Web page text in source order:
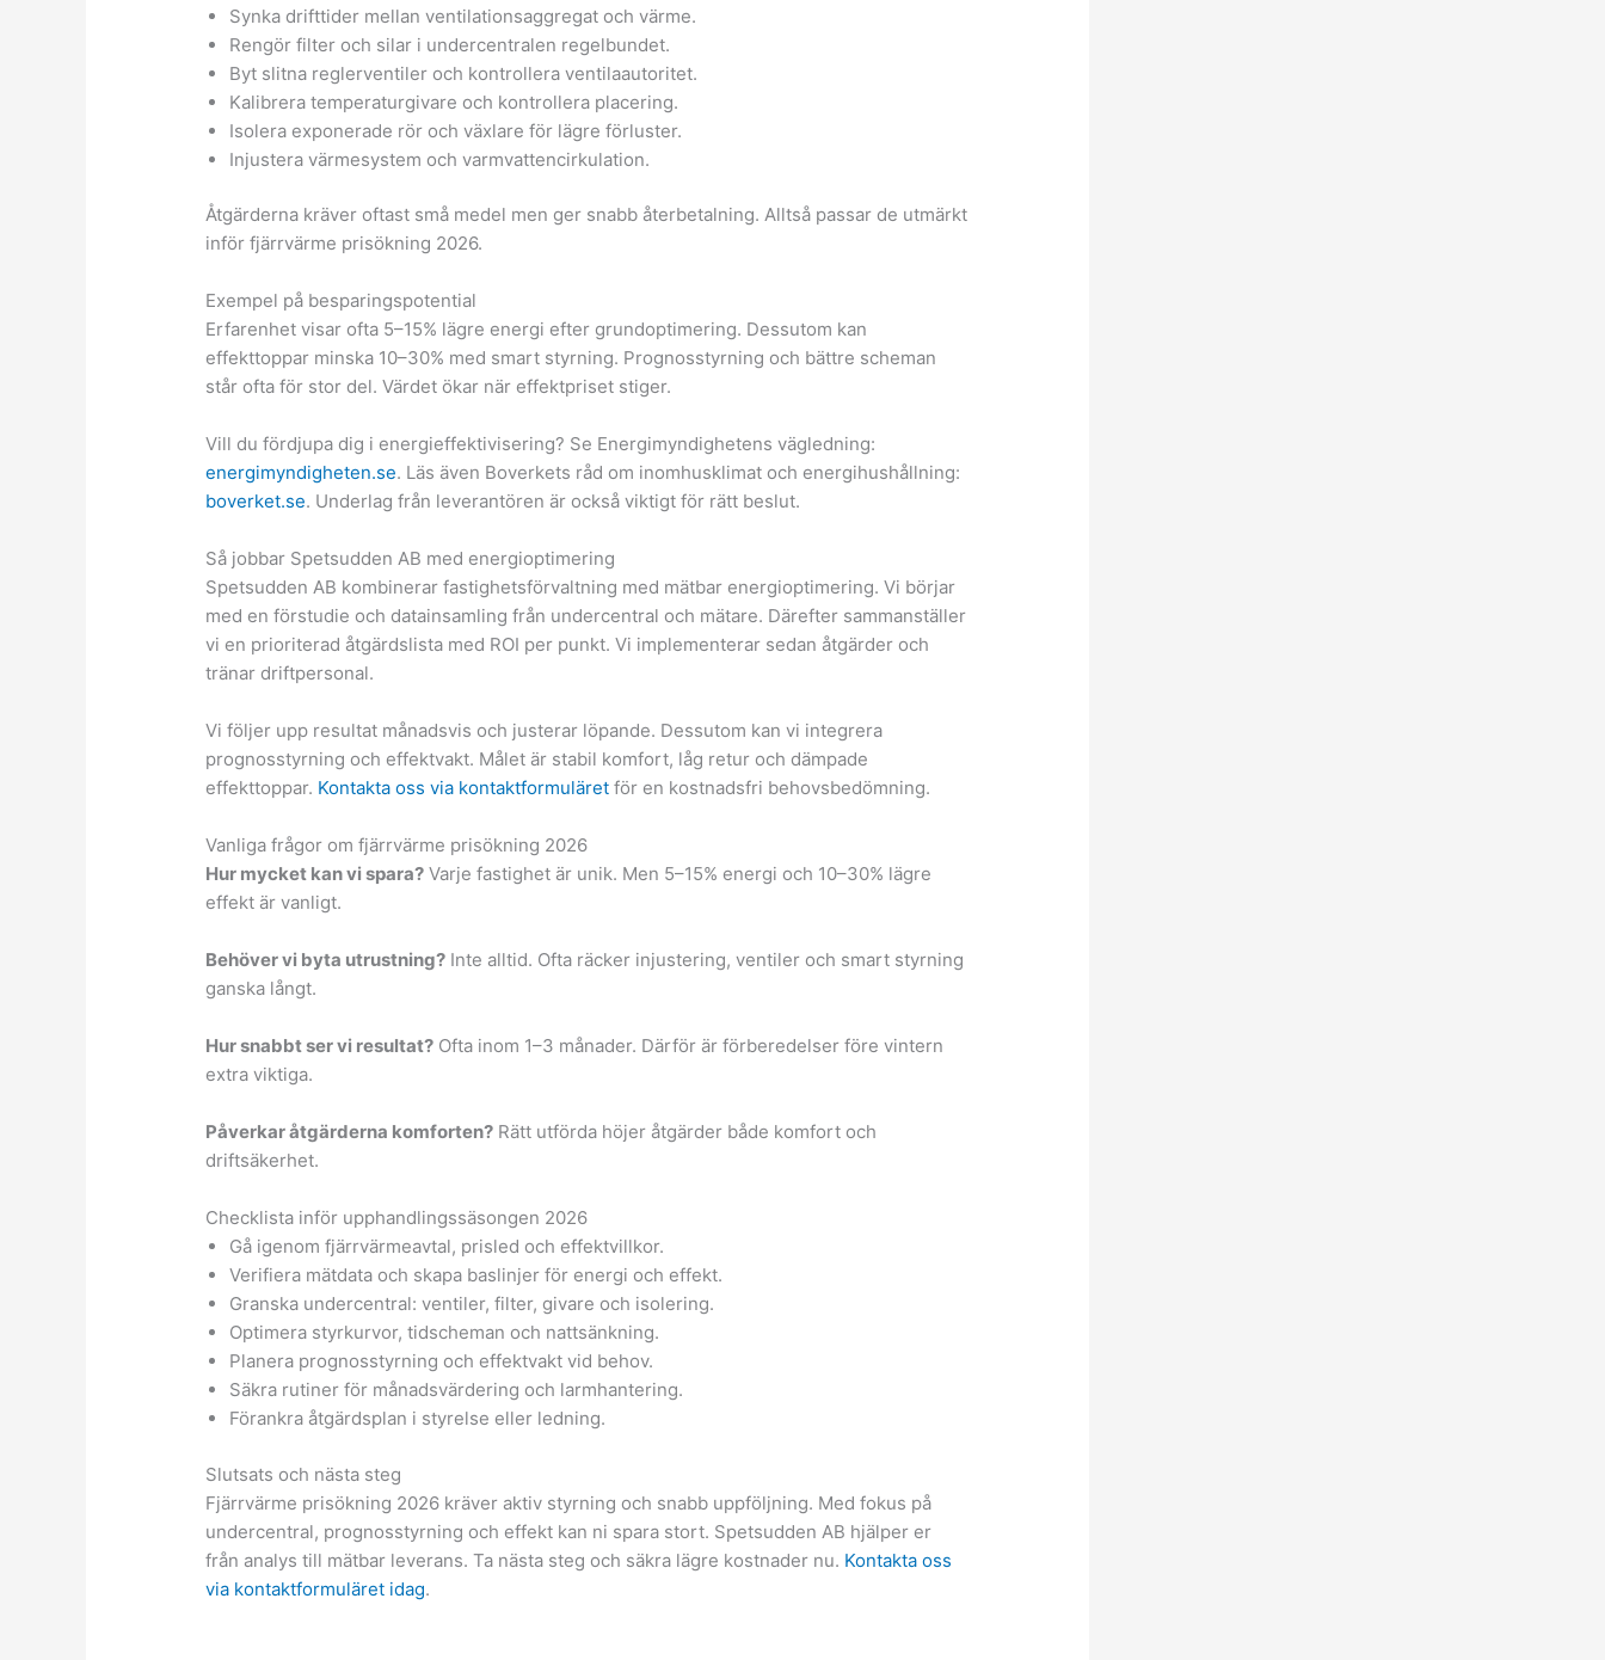
Synka drifttider mellan ventilationsaggregat och värme.
Rengör filter och silar i undercentralen regelbundet.
Byt slitna reglerventiler och kontrollera ventilaautoritet.
Kalibrera temperaturgivare och kontrollera placering.
Isolera exponerade rör och växlare för lägre förluster.
Injustera värmesystem och varmvattencirkulation.
Åtgärderna kräver oftast små medel men ger snabb återbetalning. Alltså passar de utmärkt
inför fjärrvärme prisökning 2026.
Exempel på besparingspotential
Erfarenhet visar ofta 5–15% lägre energi efter grundoptimering. Dessutom kan
effekttoppar minska 10–30% med smart styrning. Prognosstyrning och bättre scheman
står ofta för stor del. Värdet ökar när effektpriset stiger.
Vill du fördjupa dig i energieffektivisering? Se Energimyndighetens vägledning:
energimyndigheten.se. Läs även Boverkets råd om inomhusklimat och energihushållning:
boverket.se. Underlag från leverantören är också viktigt för rätt beslut.
Så jobbar Spetsudden AB med energioptimering
Spetsudden AB kombinerar fastighetsförvaltning med mätbar energioptimering. Vi börjar
med en förstudie och datainsamling från undercentral och mätare. Därefter sammanställer
vi en prioriterad åtgärdslista med ROI per punkt. Vi implementerar sedan åtgärder och
tränar driftpersonal.
Vi följer upp resultat månadsvis och justerar löpande. Dessutom kan vi integrera
prognosstyrning och effektvakt. Målet är stabil komfort, låg retur och dämpade
effekttoppar. Kontakta oss via kontaktformuläret för en kostnadsfri behovsbedömning.
Vanliga frågor om fjärrvärme prisökning 2026
Hur mycket kan vi spara? Varje fastighet är unik. Men 5–15% energi och 10–30% lägre
effekt är vanligt.
Behöver vi byta utrustning? Inte alltid. Ofta räcker injustering, ventiler och smart styrning
ganska långt.
Hur snabbt ser vi resultat? Ofta inom 1–3 månader. Därför är förberedelser före vintern
extra viktiga.
Påverkar åtgärderna komforten? Rätt utförda höjer åtgärder både komfort och
driftsäkerhet.
Checklista inför upphandlingssäsongen 2026
Gå igenom fjärrvärmeavtal, prisled och effektvillkor.
Verifiera mätdata och skapa baslinjer för energi och effekt.
Granska undercentral: ventiler, filter, givare och isolering.
Optimera styrkurvor, tidscheman och nattsänkning.
Planera prognosstyrning och effektvakt vid behov.
Säkra rutiner för månadsvärdering och larmhantering.
Förankra åtgärdsplan i styrelse eller ledning.
Slutsats och nästa steg
Fjärrvärme prisökning 2026 kräver aktiv styrning och snabb uppföljning. Med fokus på
undercentral, prognosstyrning och effekt kan ni spara stort. Spetsudden AB hjälper er
från analys till mätbar leverans. Ta nästa steg och säkra lägre kostnader nu. Kontakta oss
via kontaktformuläret idag.